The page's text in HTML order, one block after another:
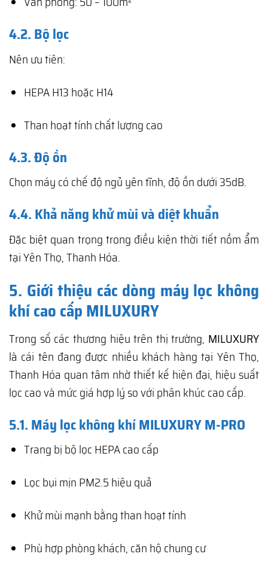
4.2. Bộ lọc
Nên ưu tiên:
HEPA H13 hoặc H14
Than hoạt tính chất lượng cao
4.3. Độ ồn
Chọn máy có chế độ ngủ yên tĩnh, độ ồn dưới 35dB.
4.4. Khả năng khử mùi và diệt khuẩn
Đặc biệt quan trọng trong điều kiện thời tiết nồm ẩm
tại Yên Thọ, Thanh Hóa.
5. Giới thiệu các dòng máy lọc không
khí cao cấp MILUXURY
Trong số các thương hiệu trên thị trường, MILUXURY
là cái tên đang được nhiều khách hàng tại Yên Thọ,
Thanh Hóa quan tâm nhờ thiết kế hiện đại, hiệu suất
lọc cao và mức giá hợp lý so với phân khúc cao cấp.
5.1. Máy lọc không khí MILUXURY M-PRO
Trang bị bộ lọc HEPA cao cấp
Lọc bụi mịn PM2.5 hiệu quả
Khử mùi mạnh bằng than hoạt tính
Phù hợp phòng khách, căn hộ chung cư